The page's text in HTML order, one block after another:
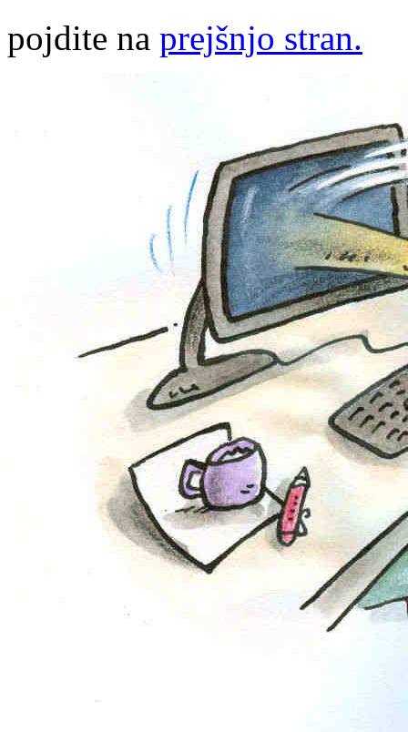
pojdite na prejšnjo stran.